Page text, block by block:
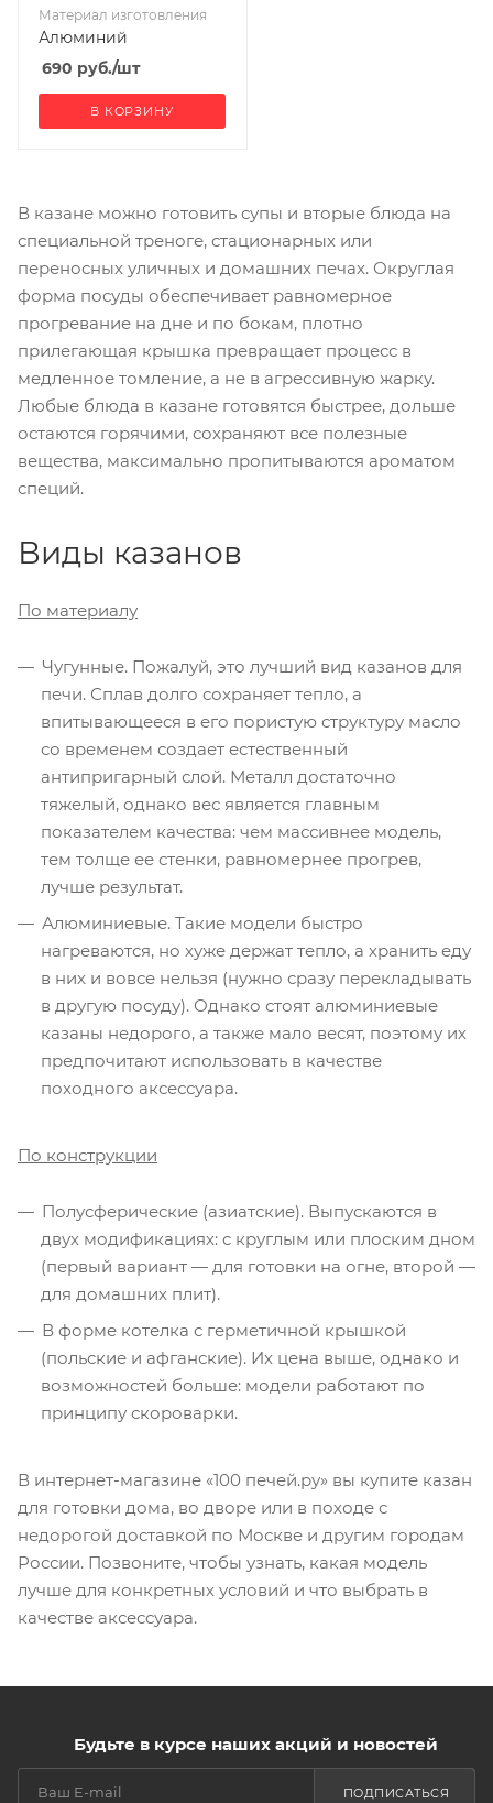
Материал изготовления
Алюминий
690 руб./шт
В КОРЗИНУ
В казане можно готовить супы и вторые блюда на
специальной треноге, стационарных или
переносных уличных и домашних печах. Округлая
форма посуды обеспечивает равномерное
прогревание на дне и по бокам, плотно
прилегающая крышка превращает процесс в
медленное томление, а не в агрессивную жарку.
Любые блюда в казане готовятся быстрее, дольше
остаются горячими, сохраняют все полезные
вещества, максимально пропитываются ароматом
специй.
Виды казанов
По материалу
Чугунные. Пожалуй, это лучший вид казанов для
печи. Сплав долго сохраняет тепло, а
впитывающееся в его пористую структуру масло
со временем создает естественный
антипригарный слой. Металл достаточно
тяжелый, однако вес является главным
показателем качества: чем массивнее модель,
тем толще ее стенки, равномернее прогрев,
лучше результат.
Алюминиевые. Такие модели быстро
нагреваются, но хуже держат тепло, а хранить еду
в них и вовсе нельзя (нужно сразу перекладывать
в другую посуду). Однако стоят алюминиевые
казаны недорого, а также мало весят, поэтому их
предпочитают использовать в качестве
походного аксессуара.
По конструкции
Полусферические (азиатские). Выпускаются в
двух модификациях: с круглым или плоским дном
(первый вариант — для готовки на огне, второй —
для домашних плит).
В форме котелка с герметичной крышкой
(польские и афганские). Их цена выше, однако и
возможностей больше: модели работают по
принципу скороварки.
В интернет-магазине «100 печей.ру» вы купите казан
для готовки дома, во дворе или в походе с
недорогой доставкой по Москве и другим городам
России. Позвоните, чтобы узнать, какая модель
лучше для конкретных условий и что выбрать в
качестве аксессуара.
Будьте в курсе наших акций и новостей
ПОДПИСАТЬСЯ